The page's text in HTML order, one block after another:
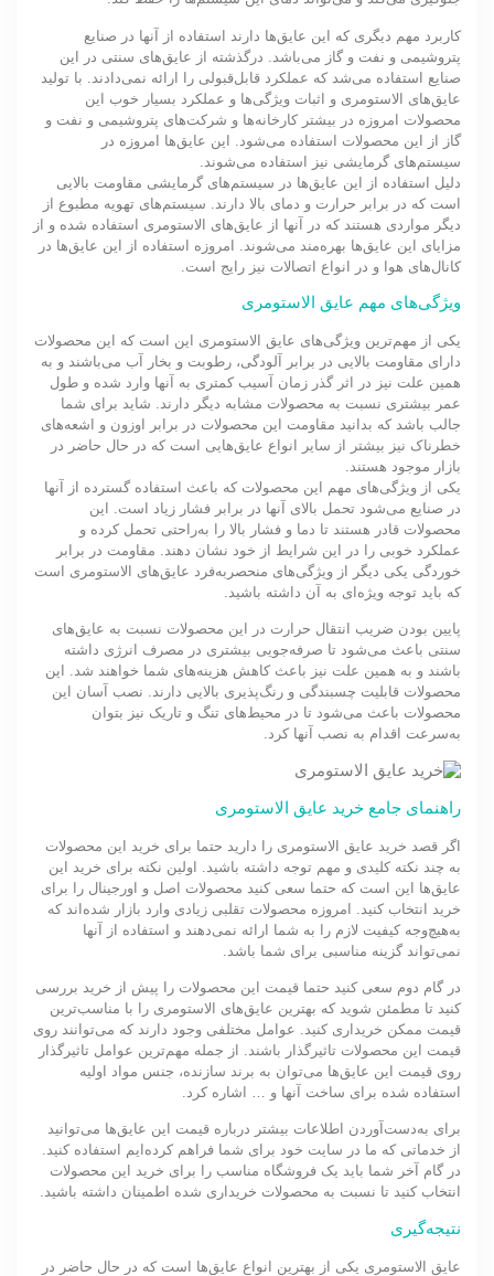
کاربرد مهم دیگری که این عایق‌ها دارند استفاده از آنها در صنایع
پتروشیمی و نفت و گاز می‌باشد. درگذشته از عایق‌های سنتی در این
صنایع استفاده می‌شد که عملکرد قابل‌قبولی را ارائه نمی‌دادند. با تولید
عایق‌های الاستومری و اثبات ویژگی‌ها و عملکرد بسیار خوب این
محصولات امروزه در بیشتر کارخانه‌ها و شرکت‌های پتروشیمی و نفت و
گاز از این محصولات استفاده می‌شود. این عایق‌ها امروزه در
سیستم‌های گرمایشی نیز استفاده می‌شوند.
دلیل استفاده از این عایق‌ها در سیستم‌های گرمایشی مقاومت بالایی
است که در برابر حرارت و دمای بالا دارند. سیستم‌های تهویه مطبوع از
دیگر مواردی هستند که در آنها از عایق‌های الاستومری استفاده شده و از
مزایای این عایق‌ها بهره‌مند می‌شوند. امروزه استفاده از این عایق‌ها در
کانال‌های هوا و در انواع اتصالات نیز رایج است.
ویژگی‌های مهم عایق الاستومری
یکی از مهم‌ترین ویژگی‌های عایق الاستومری این است که این محصولات
دارای مقاومت بالایی در برابر آلودگی، رطوبت و بخار آب می‌باشند و به
همین علت نیز در اثر گذر زمان آسیب کمتری به آنها وارد شده و طول
عمر بیشتری نسبت به محصولات مشابه دیگر دارند. شاید برای شما
جالب باشد که بدانید مقاومت این محصولات در برابر اوزون و اشعه‌های
خطرناک نیز بیشتر از سایر انواع عایق‌هایی است که در حال حاضر در
بازار موجود هستند.
یکی از ویژگی‌های مهم این محصولات که باعث استفاده گسترده از آنها
در صنایع می‌شود تحمل بالای آنها در برابر فشار زیاد است. این
محصولات قادر هستند تا دما و فشار بالا را به‌راحتی تحمل کرده و
عملکرد خوبی را در این شرایط از خود نشان دهند. مقاومت در برابر
خوردگی یکی دیگر از ویژگی‌های منحصربه‌فرد عایق‌های الاستومری است
که باید توجه ویژه‌ای به آن داشته باشید.
پایین بودن ضریب انتقال حرارت در این محصولات نسبت به عایق‌های
سنتی باعث می‌شود تا صرفه‌جویی بیشتری در مصرف انرژی داشته
باشند و به همین علت نیز باعث کاهش هزینه‌های شما خواهند شد. این
محصولات قابلیت چسبندگی و رنگ‌پذیری بالایی دارند. نصب آسان این
محصولات باعث می‌شود تا در محیط‌های تنگ و تاریک نیز بتوان
به‌سرعت اقدام به نصب آنها کرد.
راهنمای جامع خرید عایق الاستومری
اگر قصد خرید عایق الاستومری را دارید حتما برای خرید این محصولات
به چند نکته کلیدی و مهم توجه داشته باشید. اولین نکته برای خرید این
عایق‌ها این است که حتما سعی کنید محصولات اصل و اورجینال را برای
خرید انتخاب کنید. امروزه محصولات تقلبی زیادی وارد بازار شده‌اند که
به‌هیچ‌وجه کیفیت لازم را به شما ارائه نمی‌دهند و استفاده از آنها
نمی‌تواند گزینه مناسبی برای شما باشد.
در گام دوم سعی کنید حتما قیمت این محصولات را پیش از خرید بررسی
کنید تا مطمئن شوید که بهترین عایق‌های الاستومری را با مناسب‌ترین
قیمت ممکن خریداری کنید. عوامل مختلفی وجود دارند که می‌توانند روی
قیمت این محصولات تاثیرگذار باشند. از جمله مهم‌ترین عوامل تاثیرگذار
روی قیمت این عایق‌ها می‌توان به برند سازنده، جنس مواد اولیه
استفاده شده برای ساخت آنها و … اشاره کرد.
برای به‌دست‌آوردن اطلاعات بیشتر درباره قیمت این عایق‌ها می‌توانید
از خدماتی که ما در سایت خود برای شما فراهم کرده‌ایم استفاده کنید.
در گام آخر شما باید یک فروشگاه مناسب را برای خرید این محصولات
انتخاب کنید تا نسبت به محصولات خریداری شده اطمینان داشته باشید.
نتیجه‌گیری
عایق الاستومری یکی از بهترین انواع عایق‌ها است که در حال حاضر در